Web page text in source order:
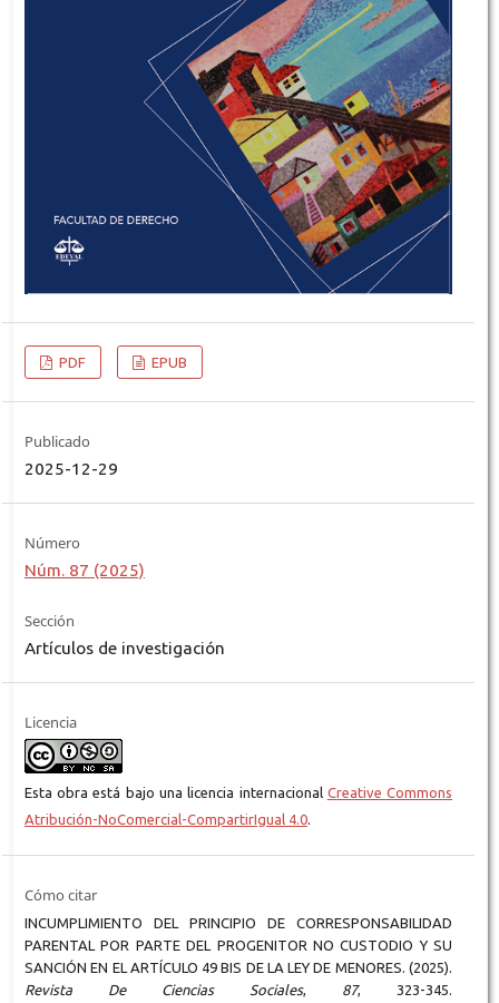
PDF EPUB
Publicado
2025-12-29
Número
Núm. 87 (2025)
Sección
Artículos de investigación
Licencia
Esta obra está bajo una licencia internacional Creative Commons
Atribución-NoComercial-CompartirIgual 4.0.
Cómo citar
INCUMPLIMIENTO DEL PRINCIPIO DE CORRESPONSABILIDAD
PARENTAL POR PARTE DEL PROGENITOR NO CUSTODIO Y SU
SANCIÓN EN EL ARTÍCULO 49 BIS DE LA LEY DE MENORES. (2025).
Revista De Ciencias Sociales, 87, 323-345.